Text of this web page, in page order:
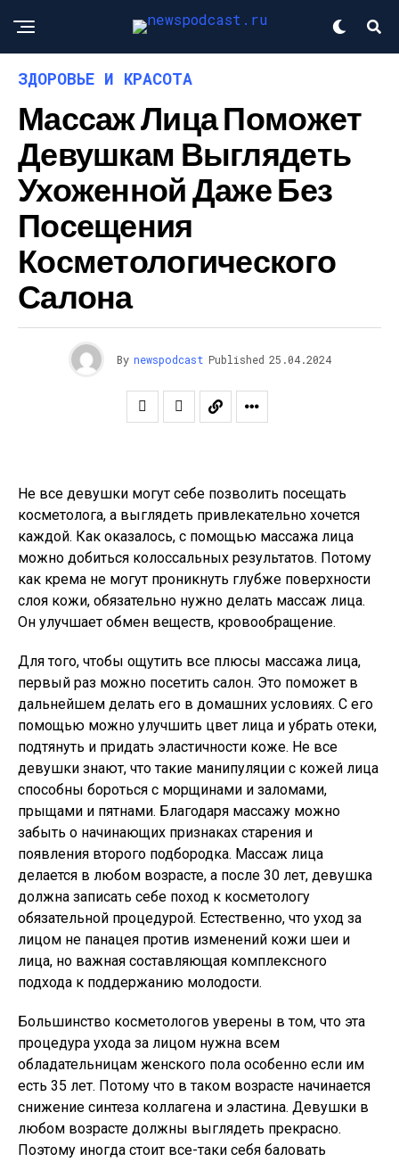
ЗДОРОВЬЕ И КРАСОТА
Массаж Лица Поможет
Девушкам Выглядеть
Ухоженной Даже Без
Посещения
Косметологического
Салона
By newspodcast Published 25.04.2024
Не все девушки могут себе позволить посещать
косметолога, а выглядеть привлекательно хочется
каждой. Как оказалось, с помощью массажа лица
можно добиться колоссальных результатов. Потому
как крема не могут проникнуть глубже поверхности
слоя кожи, обязательно нужно делать массаж лица.
Он улучшает обмен веществ, кровообращение.
Для того, чтобы ощутить все плюсы массажа лица,
первый раз можно посетить салон. Это поможет в
дальнейшем делать его в домашних условиях. С его
помощью можно улучшить цвет лица и убрать отеки,
подтянуть и придать эластичности коже. Не все
девушки знают, что такие манипуляции с кожей лица
способны бороться с морщинами и заломами,
прыщами и пятнами. Благодаря массажу можно
забыть о начинающих признаках старения и
появления второго подбородка. Массаж лица
делается в любом возрасте, а после 30 лет, девушка
должна записать себе поход к косметологу
обязательной процедурой. Естественно, что уход за
лицом не панацея против изменений кожи шеи и
лица, но важная составляющая комплексного
подхода к поддержанию молодости.
Большинство косметологов уверены в том, что эта
процедура ухода за лицом нужна всем
обладательницам женского пола особенно если им
есть 35 лет. Потому что в таком возрасте начинается
снижение синтеза коллагена и эластина. Девушки в
любом возрасте должны выглядеть прекрасно.
Поэтому иногда стоит все-таки себя баловать